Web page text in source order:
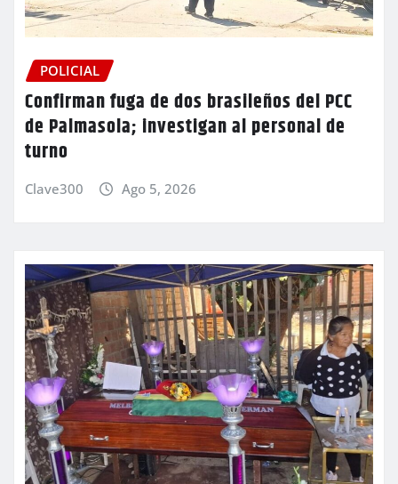
POLICIAL
Confirman fuga de dos brasileños del PCC
de Palmasola; investigan al personal de
turno
Clave300 Ago 5, 2026